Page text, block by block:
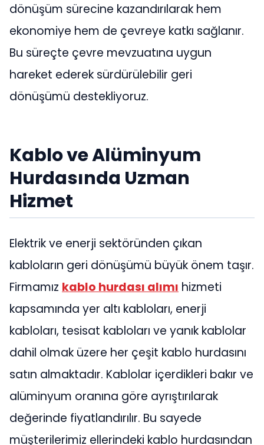
dönüşüm sürecine kazandırılarak hem
ekonomiye hem de çevreye katkı sağlanır.
Bu süreçte çevre mevzuatına uygun
hareket ederek sürdürülebilir geri
dönüşümü destekliyoruz.
Kablo ve Alüminyum
Hurdasında Uzman
Hizmet
Elektrik ve enerji sektöründen çıkan
kabloların geri dönüşümü büyük önem taşır.
Firmamız kablo hurdası alımı hizmeti
kapsamında yer altı kabloları, enerji
kabloları, tesisat kabloları ve yanık kablolar
dahil olmak üzere her çeşit kablo hurdasını
satın almaktadır. Kablolar içerdikleri bakır ve
alüminyum oranına göre ayrıştırılarak
değerinde fiyatlandırılır. Bu sayede
müşterilerimiz ellerindeki kablo hurdasından